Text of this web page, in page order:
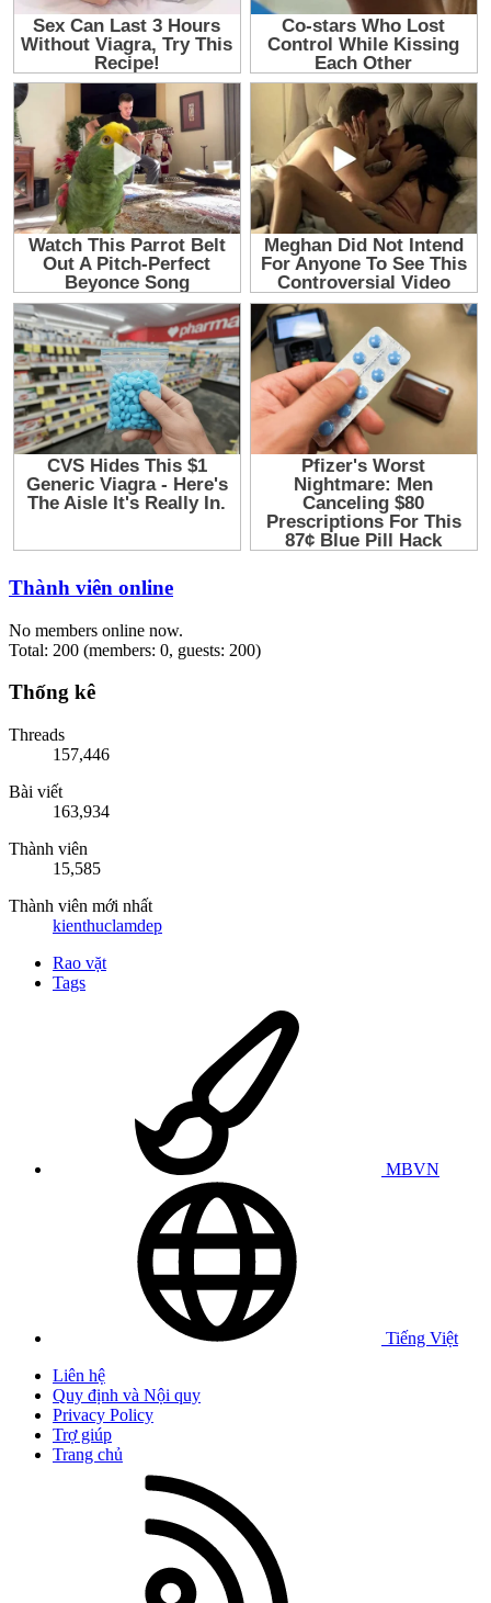
Thành viên online
No members online now.
Total: 200 (members: 0, guests: 200)
Thống kê
Threads
157,446
Bài viết
163,934
Thành viên
15,585
Thành viên mới nhất
kienthuclamdep
Rao vặt
Tags
MBVN
Tiếng Việt
Liên hệ
Quy định và Nội quy
Privacy Policy
Trợ giúp
Trang chủ